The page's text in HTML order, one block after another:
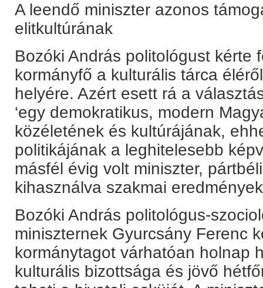
A leendő miniszter azonos
elitkultúrának
Bozóki András politológust kérte
kormányfő a kulturális tárca
helyére. Azért esett rá a
‘egy demokratikus, modern
közéletének és kultúrájának,
politikájának a leghitelesebb
másfél évig volt miniszter,
kihasználva szakmai
Bozóki András politológus-
miniszternek Gyurcsány Ferenc
kormánytagot várhatóan holnap
kulturális bizottsága és jövő